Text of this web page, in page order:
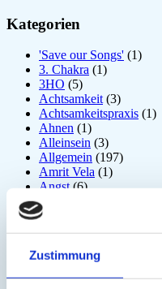
Zustimmung
Kategorien
'Save our Songs' (1)
3. Chakra (1)
3HO (5)
Achtsamkeit (3)
Achtsamkeitspraxis (1)
Ahnen (1)
Alleinsein (3)
Allgemein (197)
Amrit Vela (1)
Angst(6)
Arjuna
Astrologie
Atem(41)
Atom(1)
Aufrichtung(2)